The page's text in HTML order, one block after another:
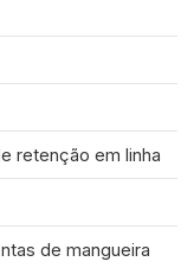
retenção em linha
de mangueira